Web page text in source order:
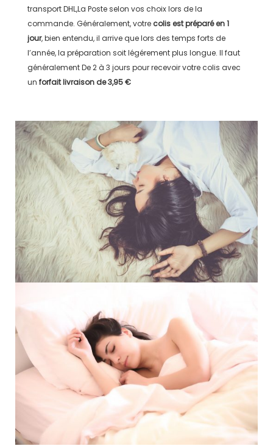
transportDHL,La Posteselon vos choix lors de la
commande. Généralement, votre colis est préparé en1
jour, bien entendu, il arrive que lors des temps forts de
l’année, la préparation soit légérement plus longue. Il faut
généralementDe 2 à 3 jours pour recevoir votre colis avec
un forfait livraison de3,95 €